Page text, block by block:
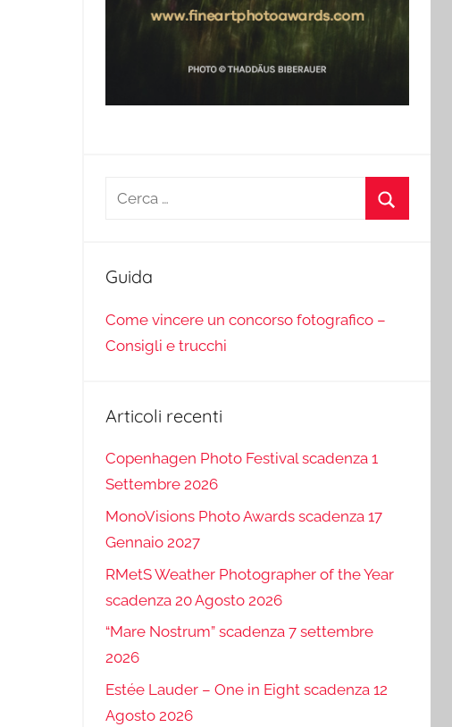
Ricerca
Guida
Come vincere un concorso fotografico –
Consigli e trucchi
Articoli recenti
Copenhagen Photo Festival scadenza 1
Settembre 2026
MonoVisions Photo Awards scadenza 17
Gennaio 2027
RMetS Weather Photographer of the Year
scadenza 20 Agosto 2026
“Mare Nostrum” scadenza 7 settembre
2026
Estée Lauder – One in Eight scadenza 12
Agosto 2026